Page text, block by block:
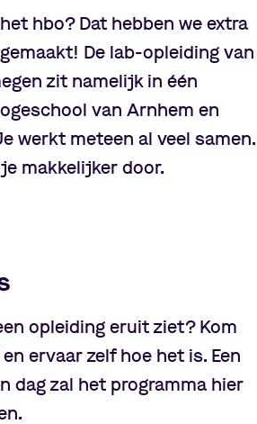
hbo? Dat hebben we extra
De lab-opleiding van
zit namelijk in één
van Arnhem en
werkt meteen al veel samen.
makkelijker door.
opleiding eruit ziet? Kom
ervaar zelf hoe het is. Een
dag zal het programma hier